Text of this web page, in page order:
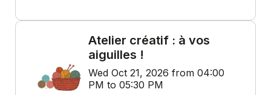
Atelier créatif : à vos
aiguilles !
Wed Oct 21, 2026 from 04:00
PM to 05:30 PM